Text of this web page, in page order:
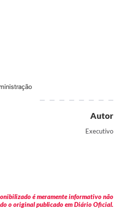
Autor
Executivo
é meramente informativo não
o original publicado em Diário Oficial.